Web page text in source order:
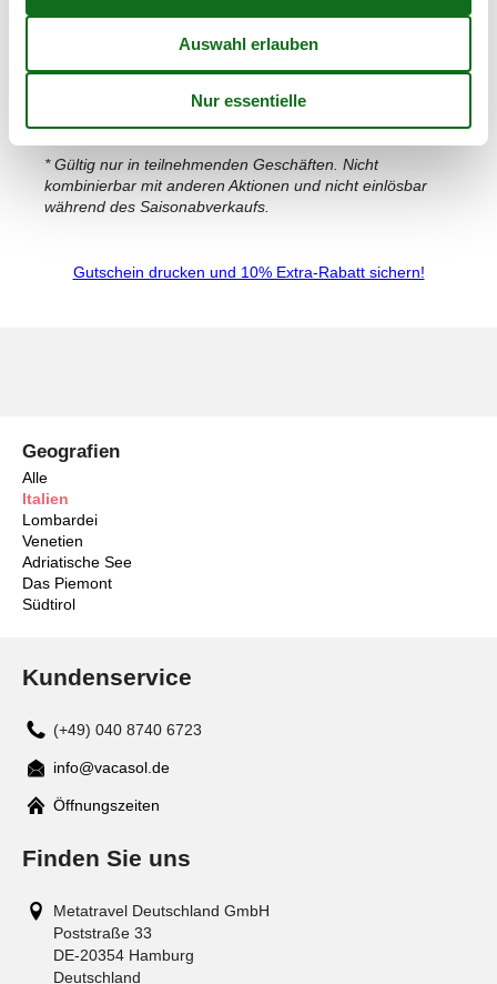
Geografien
Alle
Italien
Lombardei
Venetien
Adriatische See
Das Piemont
Südtirol
vereint. Die stilvolle Atmosphäre, kombiniert mit
ganzjährigen Rabatten von 30 bis 70%, macht das Center
Info-Point vorzeigen und zusätzlich 10% Rabatt auf
bereits reduzierte Preise erhalten* (Werbung).
* Gültig nur in teilnehmenden Geschäften. Nicht
kombinierbar mit anderen Aktionen und nicht einlösbar
während des Saisonabverkaufs.
Gutschein drucken und 10% Extra-Rabatt sichern!
Kundenservice
(+49) 040 8740 6723
Mail
info@vacasol.de
Öffnungszeiten
Finden Sie uns
Metatravel Deutschland GmbH
Poststraße 33
DE-20354 Hamburg
Deutschland